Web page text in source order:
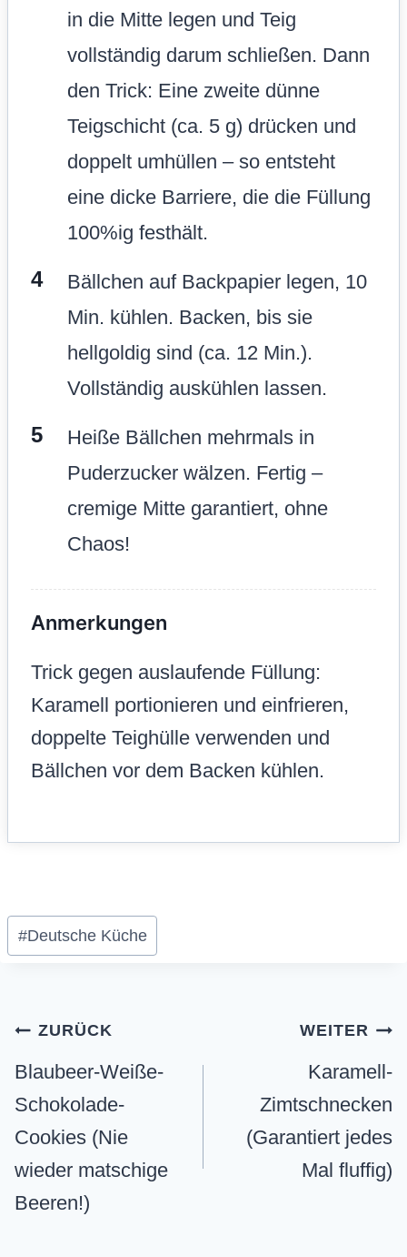
in die Mitte legen und Teig
vollständig darum schließen. Dann
den Trick: Eine zweite dünne
Teigschicht (ca. 5 g) drücken und
doppelt umhüllen – so entsteht
eine dicke Barriere, die die Füllung
100%ig festhält.
Bällchen auf Backpapier legen, 10
Min. kühlen. Backen, bis sie
hellgoldig sind (ca. 12 Min.).
Vollständig auskühlen lassen.
Heiße Bällchen mehrmals in
Puderzucker wälzen. Fertig –
cremige Mitte garantiert, ohne
Chaos!
Anmerkungen
Trick gegen auslaufende Füllung:
Karamell portionieren und einfrieren,
doppelte Teighülle verwenden und
Bällchen vor dem Backen kühlen.
Schlagworte:
#Deutsche Küche
Beitragsnavigation
ZURÜCK
Blaubeer-Weiße-
Schokolade-
Cookies (Nie
wieder matschige
Beeren!)
WEITER
Karamell-
Zimtschnecken
(Garantiert jedes
Mal fluffig)